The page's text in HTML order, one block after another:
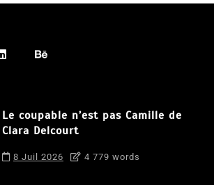
Le coupable n’est pas Camille de
Clara Delcourt
8 Juil 2026 4 779 words